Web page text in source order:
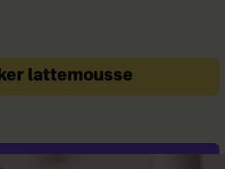
lattemousse